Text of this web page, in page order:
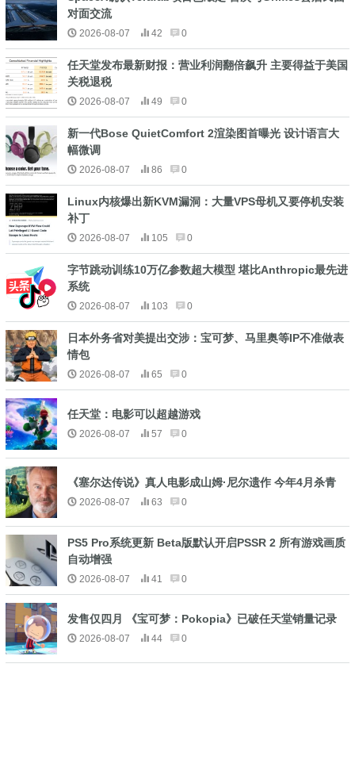
对面交流
2026-08-07 42 0
任天堂发布最新财报：营业利润翻倍飙升 主要得益于美国
关税退税
2026-08-07 49 0
新一代Bose QuietComfort 2渲染图首曝光 设计语言大
幅微调
2026-08-07 86 0
Linux内核爆出新KVM漏洞：大量VPS母机又要停机安装
补丁
2026-08-07 105 0
字节跳动训练10万亿参数超大模型 堪比Anthropic最先进
系统
2026-08-07 103 0
日本外务省对美提出交涉：宝可梦、马里奥等IP不准做表
情包
2026-08-07 65 0
任天堂：电影可以超越游戏
2026-08-07 57 0
《塞尔达传说》真人电影成山姆·尼尔遗作 今年4月杀青
2026-08-07 63 0
PS5 Pro系统更新 Beta版默认开启PSSR 2 所有游戏画质
自动增强
2026-08-07 41 0
发售仅四月 《宝可梦：Pokopia》已破任天堂销量记录
2026-08-07 44 0